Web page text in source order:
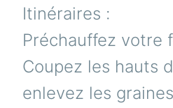
Itinéraires :
Préchauffez votre
Coupez les hauts
enlevez les